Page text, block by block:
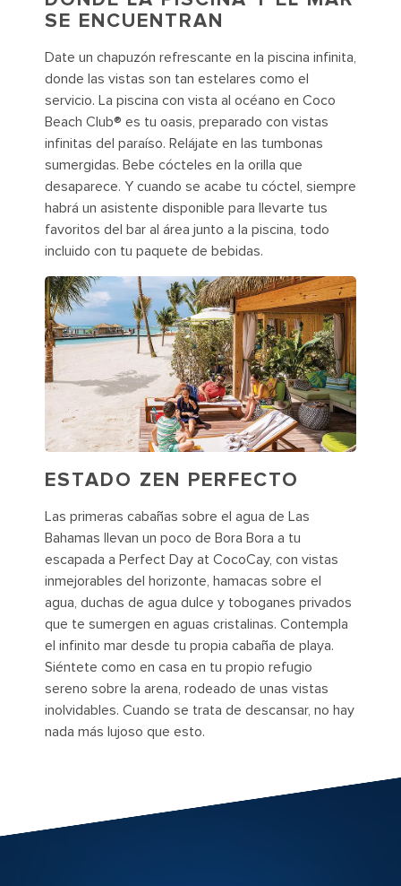
SE ENCUENTRAN
Date un chapuzón refrescante en la piscina infinita,
donde las vistas son tan estelares como el
servicio. La piscina con vista al océano en Coco
Beach Club® es tu oasis, preparado con vistas
infinitas del paraíso. Relájate en las tumbonas
sumergidas. Bebe cócteles en la orilla que
desaparece. Y cuando se acabe tu cóctel, siempre
habrá un asistente disponible para llevarte tus
favoritos del bar al área junto a la piscina, todo
incluido con tu paquete de bebidas.
ESTADO ZEN PERFECTO
Las primeras cabañas sobre el agua de Las
Bahamas llevan un poco de Bora Bora a tu
escapada a Perfect Day at CocoCay, con vistas
inmejorables del horizonte, hamacas sobre el
agua, duchas de agua dulce y toboganes privados
que te sumergen en aguas cristalinas. Contempla
el infinito mar desde tu propia cabaña de playa.
Siéntete como en casa en tu propio refugio
sereno sobre la arena, rodeado de unas vistas
inolvidables. Cuando se trata de descansar, no hay
nada más lujoso que esto.
People enjoying drinks at CocoCay's floating bar